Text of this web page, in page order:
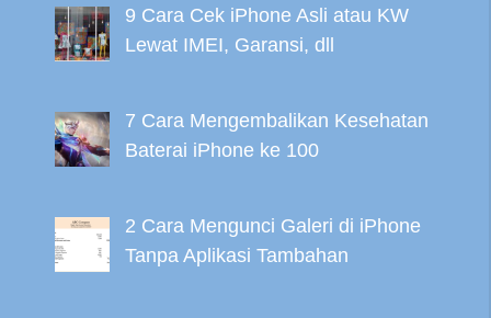
9 Cara Cek iPhone Asli atau KW
Lewat IMEI, Garansi, dll
7 Cara Mengembalikan Kesehatan
Baterai iPhone ke 100
2 Cara Mengunci Galeri di iPhone
Tanpa Aplikasi Tambahan